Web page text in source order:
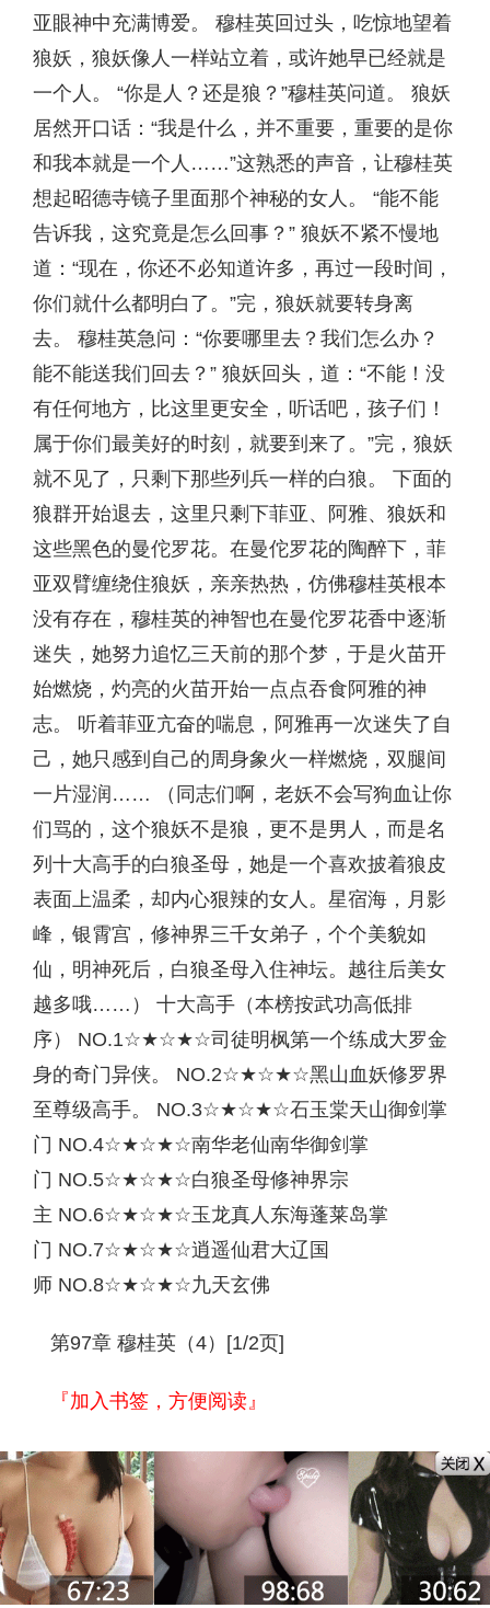
亚眼神中充满博爱。 穆桂英回过头，吃惊地望着
狼妖，狼妖像人一样站立着，或许她早已经就是
一个人。 “你是人？还是狼？”穆桂英问道。 狼妖
居然开口话：“我是什么，并不重要，重要的是你
和我本就是一个人……”这熟悉的声音，让穆桂英
想起昭德寺镜子里面那个神秘的女人。 “能不能
告诉我，这究竟是怎么回事？” 狼妖不紧不慢地
道：“现在，你还不必知道许多，再过一段时间，
你们就什么都明白了。”完，狼妖就要转身离
去。 穆桂英急问：“你要哪里去？我们怎么办？
能不能送我们回去？” 狼妖回头，道：“不能！没
有任何地方，比这里更安全，听话吧，孩子们！
属于你们最美好的时刻，就要到来了。”完，狼妖
就不见了，只剩下那些列兵一样的白狼。 下面的
狼群开始退去，这里只剩下菲亚、阿雅、狼妖和
这些黑色的曼佗罗花。在曼佗罗花的陶醉下，菲
亚双臂缠绕住狼妖，亲亲热热，仿佛穆桂英根本
没有存在，穆桂英的神智也在曼佗罗花香中逐渐
迷失，她努力追忆三天前的那个梦，于是火苗开
始燃烧，灼亮的火苗开始一点点吞食阿雅的神
志。 听着菲亚亢奋的喘息，阿雅再一次迷失了自
己，她只感到自己的周身象火一样燃烧，双腿间
一片湿润…… （同志们啊，老妖不会写狗血让你
们骂的，这个狼妖不是狼，更不是男人，而是名
列十大高手的白狼圣母，她是一个喜欢披着狼皮
表面上温柔，却内心狠辣的女人。星宿海，月影
峰，银霄宫，修神界三千女弟子，个个美貌如
仙，明神死后，白狼圣母入住神坛。越往后美女
越多哦……） 十大高手（本榜按武功高低排
序） NO.1☆★☆★☆司徒明枫第一个练成大罗金
身的奇门异侠。 NO.2☆★☆★☆黑山血妖修罗界
至尊级高手。 NO.3☆★☆★☆石玉棠天山御剑掌
门 NO.4☆★☆★☆南华老仙南华御剑掌
门 NO.5☆★☆★☆白狼圣母修神界宗
主 NO.6☆★☆★☆玉龙真人东海蓬莱岛掌
门 NO.7☆★☆★☆逍遥仙君大辽国
师 NO.8☆★☆★☆九天玄佛
第97章 穆桂英（4）[1/2页]
『加入书签，方便阅读』